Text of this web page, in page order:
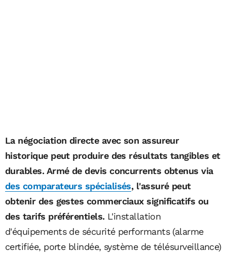
La négociation directe avec son assureur
historique peut produire des résultats tangibles et
durables. Armé de devis concurrents obtenus via
des comparateurs spécialisés, l'assuré peut
obtenir des gestes commerciaux significatifs ou
des tarifs préférentiels. L'installation
d'équipements de sécurité performants (alarme
certifiée, porte blindée, système de télésurveillance)